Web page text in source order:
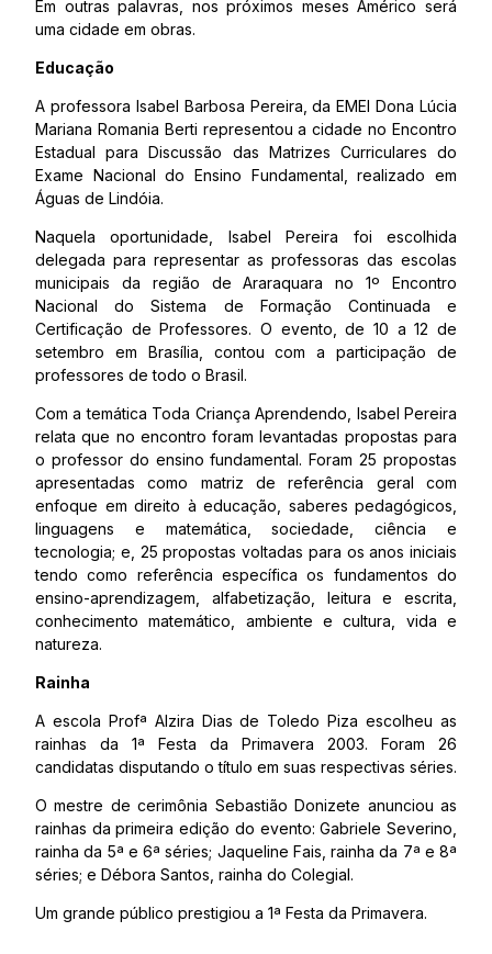
Em outras palavras, nos próximos meses Américo será
uma cidade em obras.
Educação
A professora Isabel Barbosa Pereira, da EMEI Dona Lúcia
Mariana Romania Berti representou a cidade no Encontro
Estadual para Discussão das Matrizes Curriculares do
Exame Nacional do Ensino Fundamental, realizado em
Águas de Lindóia.
Naquela oportunidade, Isabel Pereira foi escolhida
delegada para representar as professoras das escolas
municipais da região de Araraquara no 1º Encontro
Nacional do Sistema de Formação Continuada e
Certificação de Professores. O evento, de 10 a 12 de
setembro em Brasília, contou com a participação de
professores de todo o Brasil.
Com a temática Toda Criança Aprendendo, Isabel Pereira
relata que no encontro foram levantadas propostas para
o professor do ensino fundamental. Foram 25 propostas
apresentadas como matriz de referência geral com
enfoque em direito à educação, saberes pedagógicos,
linguagens e matemática, sociedade, ciência e
tecnologia; e, 25 propostas voltadas para os anos iniciais
tendo como referência específica os fundamentos do
ensino-aprendizagem, alfabetização, leitura e escrita,
conhecimento matemático, ambiente e cultura, vida e
natureza.
Rainha
A escola Profª Alzira Dias de Toledo Piza escolheu as
rainhas da 1ª Festa da Primavera 2003. Foram 26
candidatas disputando o título em suas respectivas séries.
O mestre de cerimônia Sebastião Donizete anunciou as
rainhas da primeira edição do evento: Gabriele Severino,
rainha da 5ª e 6ª séries; Jaqueline Fais, rainha da 7ª e 8ª
séries; e Débora Santos, rainha do Colegial.
Um grande público prestigiou a 1ª Festa da Primavera.